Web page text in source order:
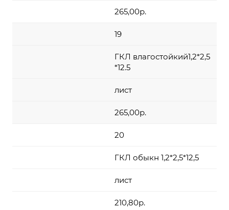
265,00р.
19
ГКЛ влагостойкий1,2*2,5
*12.5
лист
265,00р.
20
ГКЛ обыкн 1,2*2,5*12,5
лист
210,80р.